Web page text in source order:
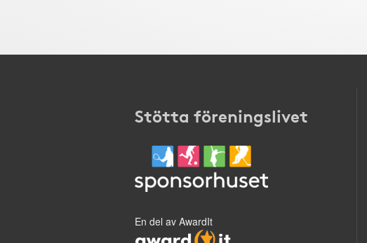
Stötta föreningslivet
En del av AwardIt